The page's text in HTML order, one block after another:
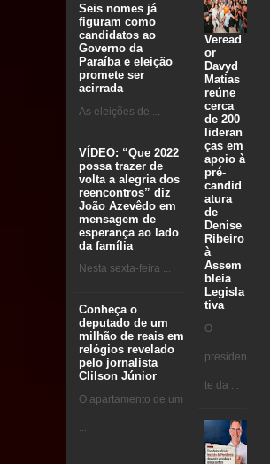
Seis nomes já
figuram como
candidatos ao
Governo da
Paraíba e eleição
promete ser
acirrada
As eleições de ...
VÍDEO: “Que 2022
possa trazer de
volta a alegria dos
reencontros” diz
João Azevêdo em
mensagem de
esperança ao lado
da família
Nesta sexta-feira ...
Conheça o
deputado de um
milhão de reais em
relógios revelado
pelo jornalista
Clilson Júnior
O apartamento de um
...
Veread
or
Davyd
Matias
reúne
cerca
de 200
lideran
ças em
apoio à
pré-
candid
atura
de
Denise
Ribeiro
à
Assem
bleia
Legisla
tiva
O
presiden
te da ...